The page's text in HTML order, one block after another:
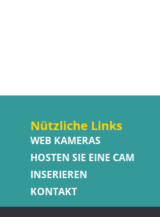
Nützliche Links
WEB KAMERAS
HOSTEN SIE EINE CAM
INSERIEREN
KONTAKT